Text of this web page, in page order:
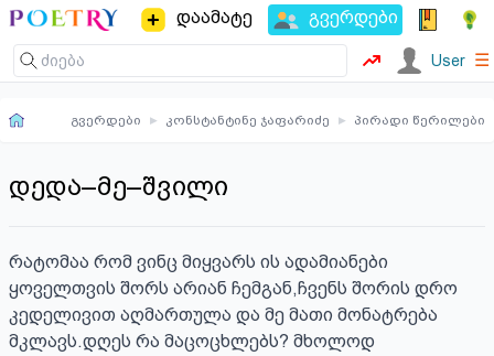
დაამატე გვერდები
User ☰
გვერდები ▸ კონსტანტინე ჯაფარიძე ▸ პირადი წერილები
დედა–მე–შვილი
რატომაა რომ ვინც მიყვარს ის ადამიანები
ყოველთვის შორს არიან ჩემგან,ჩვენს შორის დრო
კედელივით აღმართულა და მე მათი მონატრება
მკლავს.დღეს რა მაცოცხლებს? მხოლოდ